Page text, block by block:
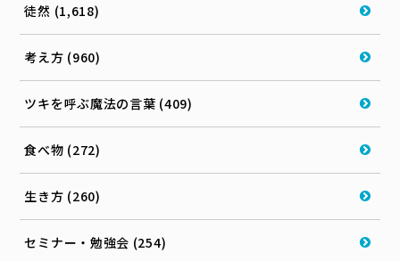
徒然 (1,618)
考え方 (960)
ツキを呼ぶ魔法の言葉 (409)
食べ物 (272)
生き方 (260)
セミナー・勉強会 (254)